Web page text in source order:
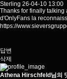
Sterling 26-04-10 13:00
Thanks for finally talking
d'OnlyFans la
https://
답변
삭제
Athena Hirschfeld님의